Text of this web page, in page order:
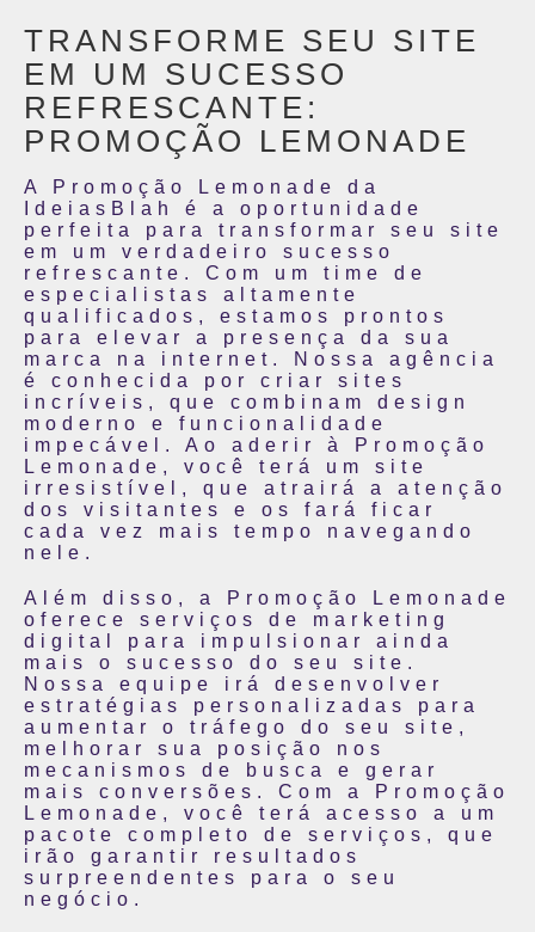
TRANSFORME SEU SITE
EM UM SUCESSO
REFRESCANTE:
PROMOÇÃO LEMONADE
A Promoção Lemonade da
IdeiasBlah é a oportunidade
perfeita para transformar seu site
em um verdadeiro sucesso
refrescante. Com um time de
especialistas altamente
qualificados, estamos prontos
para elevar a presença da sua
marca na internet. Nossa agência
é conhecida por criar sites
incríveis, que combinam design
moderno e funcionalidade
impecável. Ao aderir à Promoção
Lemonade, você terá um site
irresistível, que atrairá a atenção
dos visitantes e os fará ficar
cada vez mais tempo navegando
nele.
Além disso, a Promoção Lemonade
oferece serviços de marketing
digital para impulsionar ainda
mais o sucesso do seu site.
Nossa equipe irá desenvolver
estratégias personalizadas para
aumentar o tráfego do seu site,
melhorar sua posição nos
mecanismos de busca e gerar
mais conversões. Com a Promoção
Lemonade, você terá acesso a um
pacote completo de serviços, que
irão garantir resultados
surpreendentes para o seu
negócio.